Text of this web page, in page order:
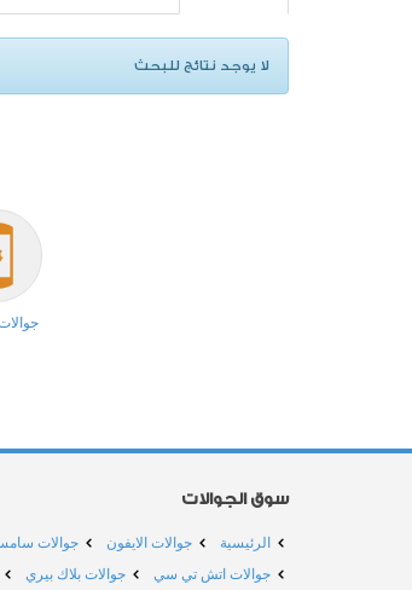
لا يوجد نتائج للبحث
سوق الجوالات
الرئيسية جوالات الايفون
جوالات
جوالات اتش تي سي
جوالات بلاك بيري